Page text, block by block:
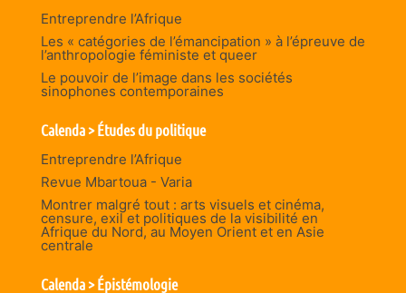
Entreprendre l’Afrique
Les « catégories de l’émancipation » à l’épreuve de
l’anthropologie féministe et queer
Le pouvoir de l’image dans les sociétés
sinophones contemporaines
Calenda > Études du politique
Entreprendre l’Afrique
Revue Mbartoua - Varia
Montrer malgré tout : arts visuels et cinéma,
censure, exil et politiques de la visibilité en
Afrique du Nord, au Moyen Orient et en Asie
centrale
Calenda > Épistémologie